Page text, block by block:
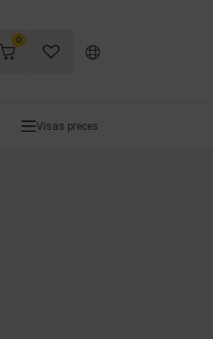
0
Visas preces